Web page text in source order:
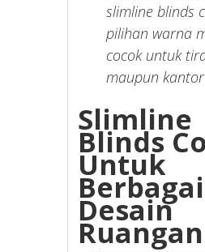
slimline blinds
pilihan warna
cocok untuk
maupun kantor
Slimline
Blinds
Untuk
Berbagai
Desain
Ruangan